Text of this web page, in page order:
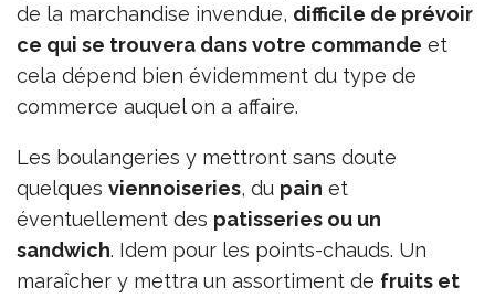
de la marchandise invendue, difficile de prévoir
ce qui se trouvera dans votre commande et
cela dépend bien évidemment du type de
commerce auquel on a affaire.
Les boulangeries y mettront sans doute
quelques viennoiseries, du pain et
éventuellement des patisseries ou un
sandwich. Idem pour les points-chauds. Un
maraîcher y mettra un assortiment de fruits et